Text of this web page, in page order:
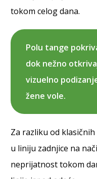
tokom celog dana.
Polu tange
dok nežno
vizuelno
žene vole.
Za razliku od
u liniju zadnjice na
neprijatnost tokom